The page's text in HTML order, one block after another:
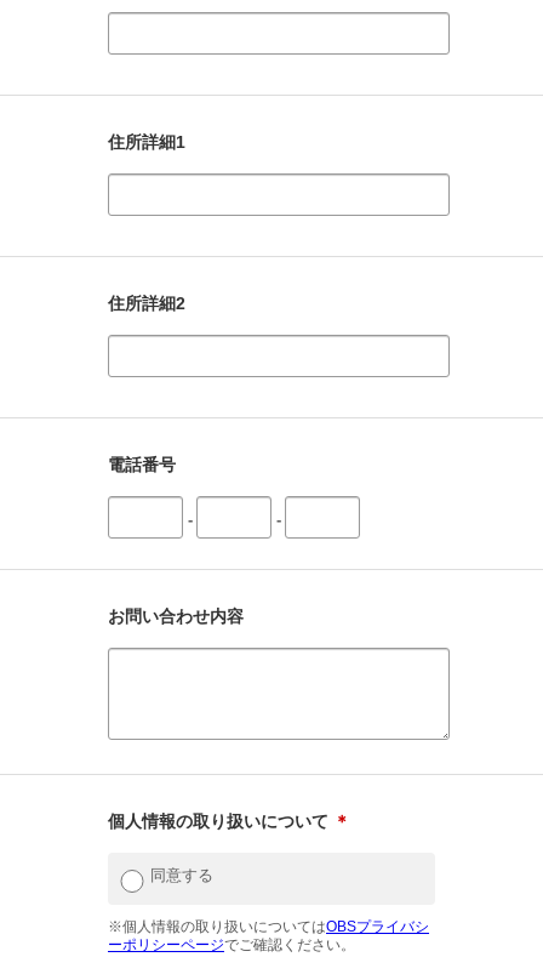
住所詳細1
住所詳細2
電話番号
- -
お問い合わせ内容
個人情報の取り扱いについて ＊
同意する
※個人情報の取り扱いについてはOBSプライバシ
ーポリシーページでご確認ください。